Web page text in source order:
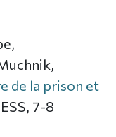
de la prison et
7-8